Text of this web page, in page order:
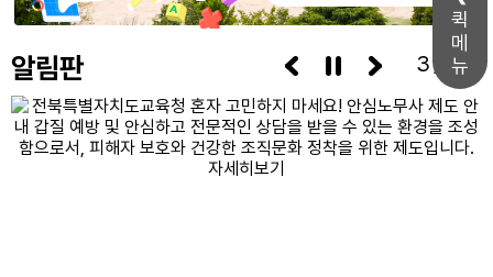
퀵
메
뉴
알림판 3/7